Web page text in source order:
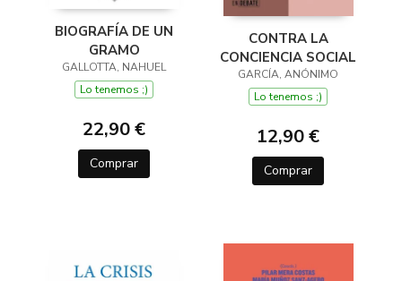
BIOGRAFÍA DE UN
GRAMO
GALLOTTA, NAHUEL
Lo tenemos ;)
22,90 €
Comprar
CONTRA LA
CONCIENCIA SOCIAL
GARCÍA, ANÓNIMO
Lo tenemos ;)
12,90 €
Comprar